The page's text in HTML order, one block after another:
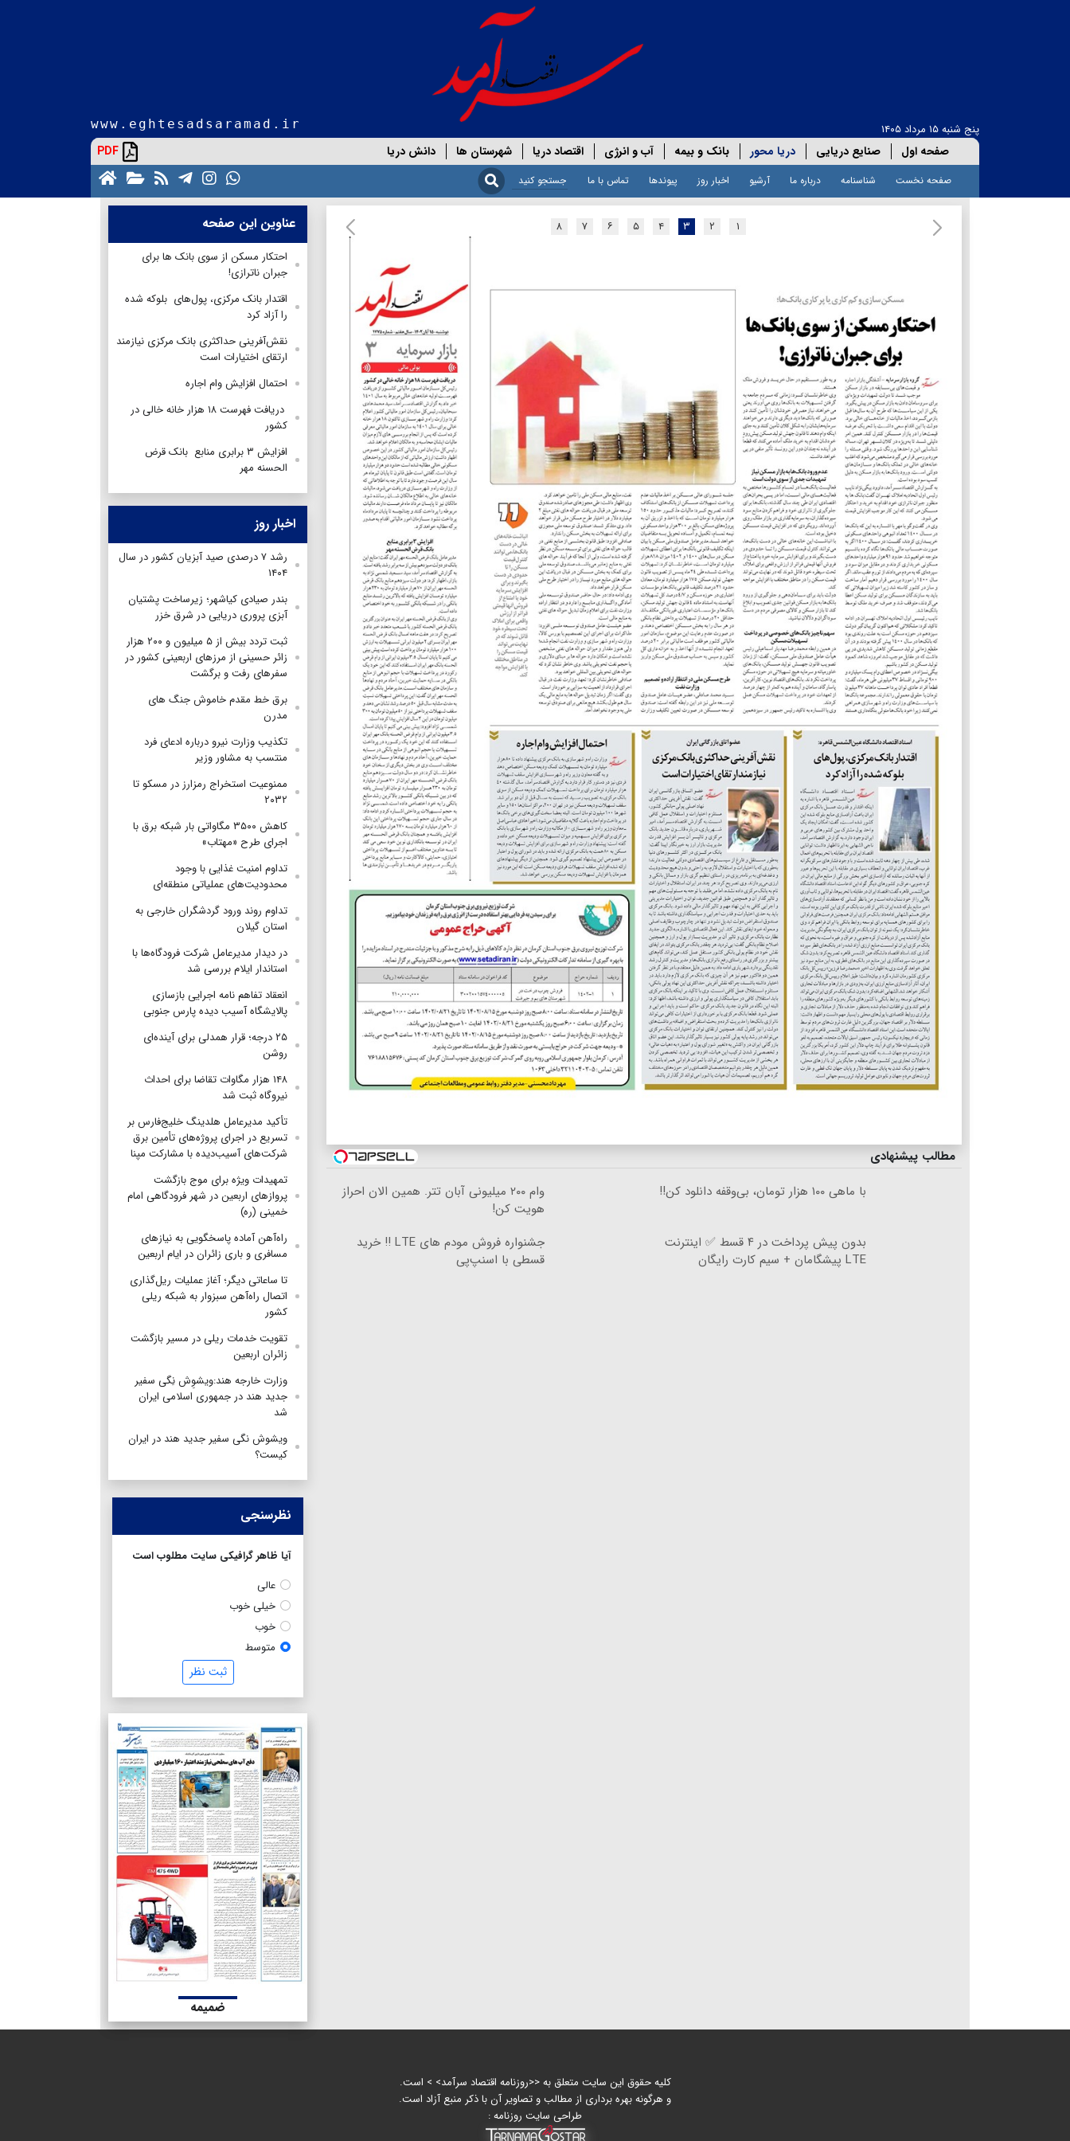
پنج شنبه ۱۵ مرداد ۱۴۰۵ www.eghtesadsaramad.ir
صفحه اول صنایع دریایی دریا محور بانک و بیمه آب و انرژی اقتصاد دریا شهرستان ها دانش دریا PDF
صفحه نخست شناسنامه درباره ما آرشیو اخبار روز پیوندها تماس با ما
۱ ۲ ۳ ۴ ۵ ۶ ۷ ۸
مطالب پیشنهادی
با ماهی ۱۰۰ هزار تومان، بی‌وقفه دانلود کن!!
وام ۲۰۰ میلیونی آبان تتر. همین الان احراز
هویت کن!
بدون پیش پرداخت در ۴ قسط ✅ اینترنت
LTE پیشگامان + سیم کارت رایگان
جشنواره فروش مودم های LTE ‼️ خرید
قسطی با اسنپ‌پی
عناوین این صفحه
احتکار مسکن از سوی بانک ها برای
جبران ناترازی!
اقتدار بانک مرکزی، پول‌های بلوکه شده
را آزاد کرد
نقش‌آفرینی حداکثری بانک مرکزی نیازمند
ارتقای اختیارات است
احتمال افزایش وام اجاره
دریافت فهرست ۱۸ هزار خانه‌ خالی در
کشور
افزایش ۳ برابری منابع بانک قرض
الحسنه مهر
اخبار روز
رشد ۷ درصدی صید آبزیان کشور در سال
۱۴۰۴
بندر صیادی کیاشهر؛ زیرساخت پشتیان
آبزی پروری دریایی در شرق خزر
ثبت تردد بیش از ۵ میلیون و ۲۰۰ هزار
زائر حسینی از مرزهای اربعینی کشور در
سفرهای رفت و برگشت
برق خط مقدم خاموش جنگ های
مدرن
تکذیب وزارت نیرو درباره ادعای فرد
منتسب به مشاور وزیر
ممنوعیت استخراج رمزارز در مسکو تا
۲۰۳۲
کاهش ۳۵۰۰ مگاواتی بار شبکه برق با
اجرای طرح «مهتاب»
تداوم امنیت غذایی با وجود
محدودیت‌های عملیاتی منطقه‌ای
تداوم روند ورود گردشگران خارجی به
استان گیلان
در دیدار مدیرعامل شرکت فرودگاه‌ها با
استاندار ایلام بررسی شد
انعقاد تفاهم نامه اجرایی بازسازی
پالایشگاه آسیب دیده پارس جنوبی
۲۵ درجه؛ قرار همدلی برای آینده‌ای
روشن
۱۴۸ هزار مگاوات تقاضا برای احداث
نیروگاه ثبت شد
تأکید مدیرعامل هلدینگ خلیج‌فارس بر
تسریع در اجرای پروژه‌های تأمین برق
شرکت‌های آسیب‌دیده با مشارکت مپنا
تمهیدات ویژه برای موج بازگشت
پروازهای اربعین در شهر فرودگاهی امام
خمینی (ره)
راه‌آهن آماده پاسخگویی به نیازهای
مسافری و باری زائران در ایام اربعین
تا ساعاتی دیگر؛ آغاز عملیات ریل‌گذاری
اتصال راه‌آهن سبزوار به شبکه ریلی
کشور
تقویت خدمات ریلی در مسیر بازگشت
زائران اربعین
وزارت خارجه هند:ویشوِش نِگی سفیر
جدید هند در جمهوری اسلامی ایران
شد
ویشوش نگی سفیر جدید هند در ایران
کیست؟
نظرسنجی
آیا ظاهر گرافیکی سایت مطلوب است
عالی
خیلی خوب
خوب
متوسط
ثبت نظر
ضمیمه
کلیه حقوق این سایت متعلق به <<روزنامه اقتصاد سرآمد> > است.
و هرگونه بهره برداری از مطالب و تصاویر آن با ذکر منبع آزاد است.
طراحی سایت روزنامه :